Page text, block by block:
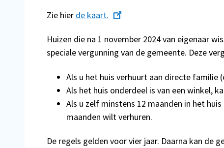
Zie hier de kaart.
Huizen die na 1 november 2024 van eigenaar
speciale vergunning van de gemeente. Deze
Als u het huis verhuurt aan directe familie
Als het huis onderdeel is van een winkel,
Als u zelf minstens 12 maanden in het
maanden wilt verhuren.
De regels gelden voor vier jaar. Daarna kan de